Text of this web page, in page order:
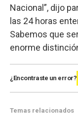
Nacional”, dijo
las 24 horas
Sabemos que
enorme
¿Encontraste un error?
Temas relacionados